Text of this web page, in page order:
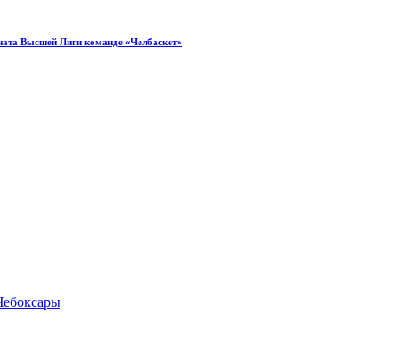
Высшей Лиги команде «Челбаскет»